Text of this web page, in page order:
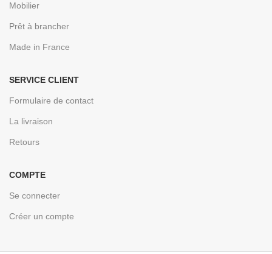
Mobilier
Prêt à brancher
Made in France
SERVICE CLIENT
Formulaire de contact
La livraison
Retours
COMPTE
Se connecter
Créer un compte